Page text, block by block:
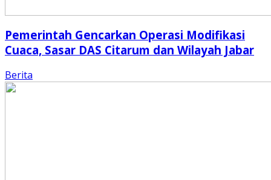
Pemerintah Gencarkan Operasi Modifikasi
Cuaca, Sasar DAS Citarum dan Wilayah Jabar
Berita